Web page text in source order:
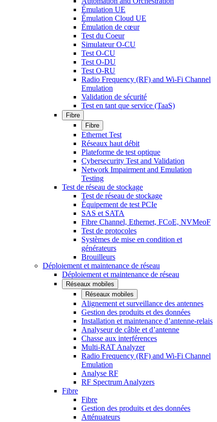
Émulation UE
Émulation Cloud UE
Émulation de cœur
Test du Coeur
Simulateur O-CU
Test O-CU
Test O-DU
Test O-RU
Radio Frequency (RF) and Wi-Fi Channel
Emulation
Validation de sécurité
Test en tant que service (TaaS)
Fibre
Fibre
Ethernet Test
Réseaux haut débit
Plateforme de test optique
Cybersecurity Test and Validation
Network Impairment and Emulation
Testing
Test de réseau de stockage
Test de réseau de stockage
Équipement de test PCIe
SAS et SATA
Fibre Channel, Ethernet, FCoE, NVMeoF
Test de protocoles
Systèmes de mise en condition et
générateurs
Brouilleurs
Déploiement et maintenance de réseau
Déploiement et maintenance de réseau
Réseaux mobiles
Réseaux mobiles
Alignement et surveillance des antennes
Gestion des produits et des données
Installation et maintenance d’antenne-relais
Analyseur de câble et d’antenne
Chasse aux interférences
Multi-RAT Analyzer
Radio Frequency (RF) and Wi-Fi Channel
Emulation
Analyse RF
RF Spectrum Analyzers
Fibre
Fibre
Gestion des produits et des données
Atténuateurs